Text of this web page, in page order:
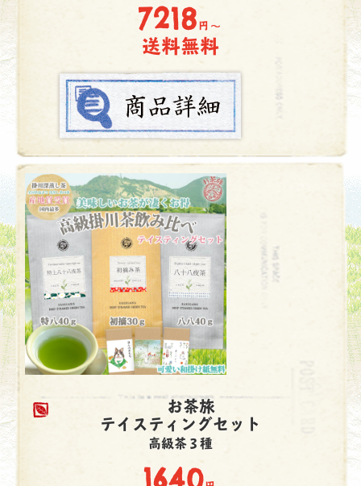
7218円～
送料無料
お茶旅
テイスティングセット
高級茶３種